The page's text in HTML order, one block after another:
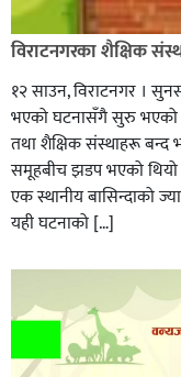
विराटनगरका शैक्षिक
१२ साउन, विराटनगर ।
भएको घटनासँगै सुरु भएको
तथा शैक्षिक संस्थाहरू बन्द
समूहबीच झडप भएको थियो
एक स्थानीय बासिन्दाको
यही घटनाको […]